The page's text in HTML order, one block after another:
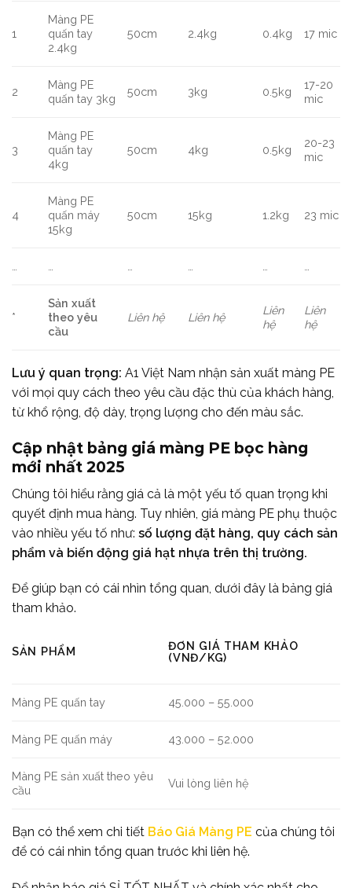
1
Màng PE
quấn tay
2.4kg
50cm 2.4kg 0.4kg 17 mic
2
Màng PE
quấn tay 3kg
50cm 3kg 0.5kg
17-20
mic
3
Màng PE
quấn tay
4kg
50cm 4kg 0.5kg
20-23
mic
4
Màng PE
quấn máy
15kg
50cm 15kg 1.2kg 23 mic
*
Sản xuất
theo yêu
cầu
Liên hệ Liên hệ
Liên
hệ
Liên
hệ
Lưu ý quan trọng: A1 Việt Nam nhận sản xuất màng PE
với mọi quy cách theo yêu cầu đặc thù của khách hàng,
từ khổ rộng, độ dày, trọng lượng cho đến màu sắc.
Cập nhật bảng giá màng PE bọc hàng
mới nhất 2025
Chúng tôi hiểu rằng giá cả là một yếu tố quan trọng khi
quyết định mua hàng. Tuy nhiên, giá màng PE phụ thuộc
vào nhiều yếu tố như: số lượng đặt hàng, quy cách sản
phẩm và biến động giá hạt nhựa trên thị trường.
Để giúp bạn có cái nhìn tổng quan, dưới đây là bảng giá
tham khảo.
SẢN PHẨM
ĐƠN GIÁ THAM KHẢO
(VNĐ/KG)
Màng PE quấn tay 45.000 – 55.000
Màng PE quấn máy 43.000 – 52.000
Màng PE sản xuất theo yêu
cầu
Vui lòng liên hệ
Bạn có thể xem chi tiết Báo Giá Màng PE của chúng tôi
để có cái nhìn tổng quan trước khi liên hệ.